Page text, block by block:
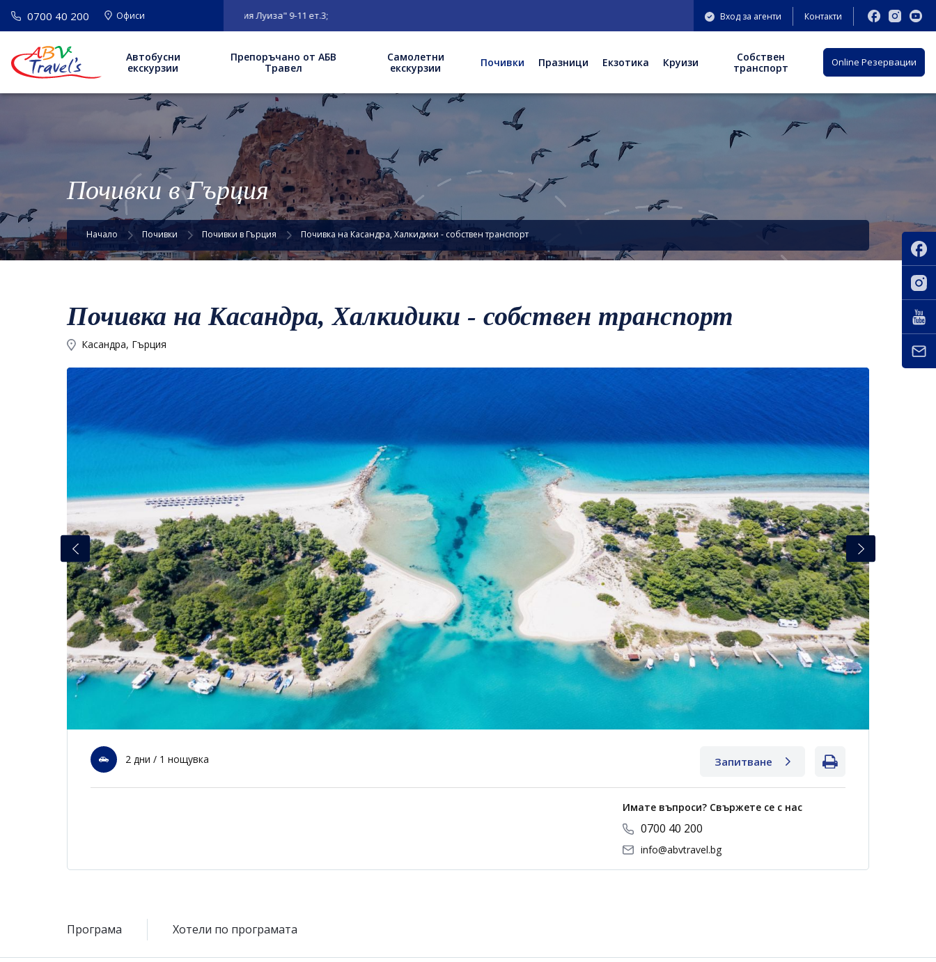
0700 40 200 Офиси : Нов адрес на офис София: бул. "Княгиня Мария
Вход за агенти Контакти
Автобусни
екскурзии
Препоръчано от АБВ
Травел
Самолетни
екскурзии
Почивки Празници Екзотика Круизи
Собствен
транспорт
Оnline Резервации
Почивки в Гърция
Начало Почивки Почивки в Гърция Почивка на Касандра, Халкидики - собствен транспорт
Почивка на Касандра, Халкидики - собствен транспорт
Касандра, Гърция
2 дни / 1 нощувка Запитване
Имате въпроси? Свържете се с нас
0700 40 200
info@abvtravel.bg
Програма Хотели по програмата